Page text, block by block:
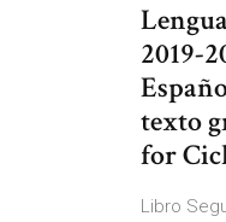
2019-
texto
for
Libro